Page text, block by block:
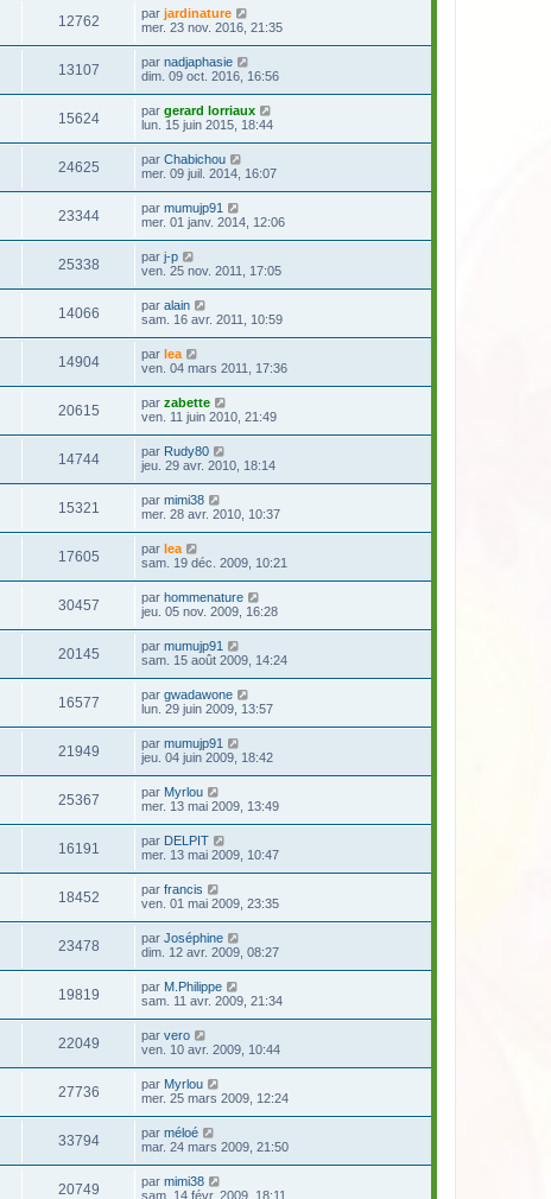
12762 par jardinature
mer. 23 nov. 2016, 21:35
13107 par nadjaphasie
dim. 09 oct. 2016, 16:56
15624 par gerard lorriaux
lun. 15 juin 2015, 18:44
24625 par Chabichou
mer. 09 juil. 2014, 16:07
23344 par mumujp91
mer. 01 janv. 2014, 12:06
25338 par j-p
ven. 25 nov. 2011, 17:05
14066 par alain
sam. 16 avr. 2011, 10:59
14904 par lea
ven. 04 mars 2011, 17:36
20615 par zabette
ven. 11 juin 2010, 21:49
14744 par Rudy80
jeu. 29 avr. 2010, 18:14
15321 par mimi38
mer. 28 avr. 2010, 10:37
17605 par lea
sam. 19 déc. 2009, 10:21
30457 par hommenature
jeu. 05 nov. 2009, 16:28
20145 par mumujp91
sam. 15 août 2009, 14:24
16577 par gwadawone
lun. 29 juin 2009, 13:57
21949 par mumujp91
jeu. 04 juin 2009, 18:42
25367 par Myrlou
mer. 13 mai 2009, 13:49
16191 par DELPIT
mer. 13 mai 2009, 10:47
18452 par francis
ven. 01 mai 2009, 23:35
23478 par Joséphine
dim. 12 avr. 2009, 08:27
19819 par M.Philippe
sam. 11 avr. 2009, 21:34
22049 par vero
ven. 10 avr. 2009, 10:44
27736 par Myrlou
mer. 25 mars 2009, 12:24
33794 par méloé
mar. 24 mars 2009, 21:50
20749 par mimi38
sam. 14 févr. 2009, 18:11